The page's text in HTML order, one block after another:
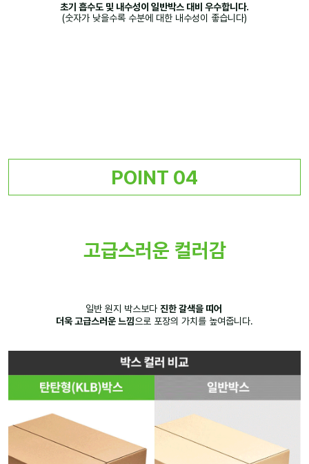
초기 흡수도 및 내수성이 일반박스 대비 우수합니다.
(숫자가 낮을수록 수분에 대한 내수성이 좋습니다)
POINT 04
고급스러운 컬러감
일반 원지 박스보다 진한 갈색을 띠어
더욱 고급스러운 느낌으로 포장의 가치를 높여줍니다.